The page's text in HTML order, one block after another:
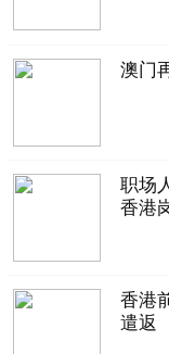
北京市 上海市
河南省
湖北省
澳门
四川省
澳门
职场
香港
香港
遣返